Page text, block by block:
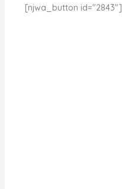
[njwa_button id="2843"]